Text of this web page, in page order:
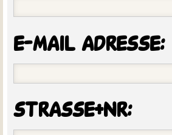
e-mail adresse:
strasse+nr: